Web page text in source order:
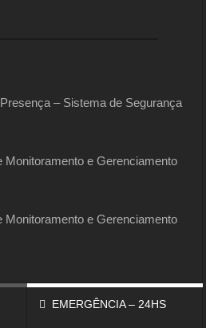
– Sistema de Segurança
Monitoramento e Gerenciamento
Monitoramento e Gerenciamento
EMERGÊNCIA – 24HS